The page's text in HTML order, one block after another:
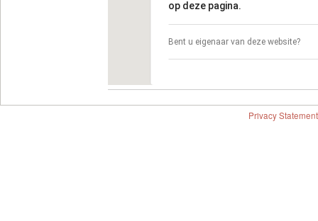
op deze pagina.
Bent u eigenaar van deze website?
Privacy Statement